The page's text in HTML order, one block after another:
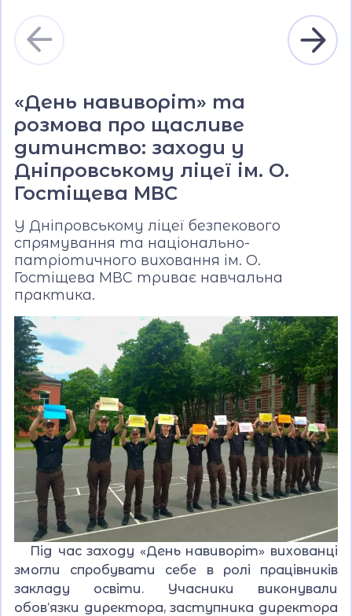
«День навиворіт» та
розмова про щасливе
дитинство: заходи у
Дніпровському ліцеї ім. О.
Гостіщева МВС
У Дніпровському ліцеї безпекового
спрямування та національно-
патріотичного виховання ім. О.
Гостіщева МВС триває навчальна
практика.
Під час заходу «День навиворіт» вихованці
змогли спробувати себе в ролі працівників
закладу освіти. Учасники виконували
обов’язки директора, заступника директора